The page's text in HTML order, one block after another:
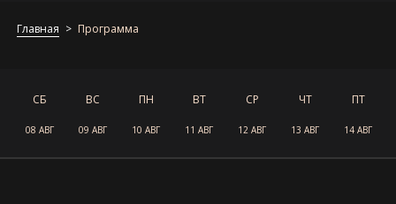
Главная Программа
СБ
08 АВГ
ВС
09 АВГ
ПН
10 АВГ
ВТ
11 АВГ
СР
12 АВГ
ЧТ
13 АВГ
ПТ
14 АВГ